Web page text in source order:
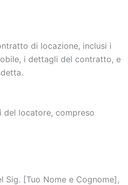
di locazione, inclusi i
i dettagli del contratto, e
del locatore, compreso
Sig. [Tuo Nome e Cognome],